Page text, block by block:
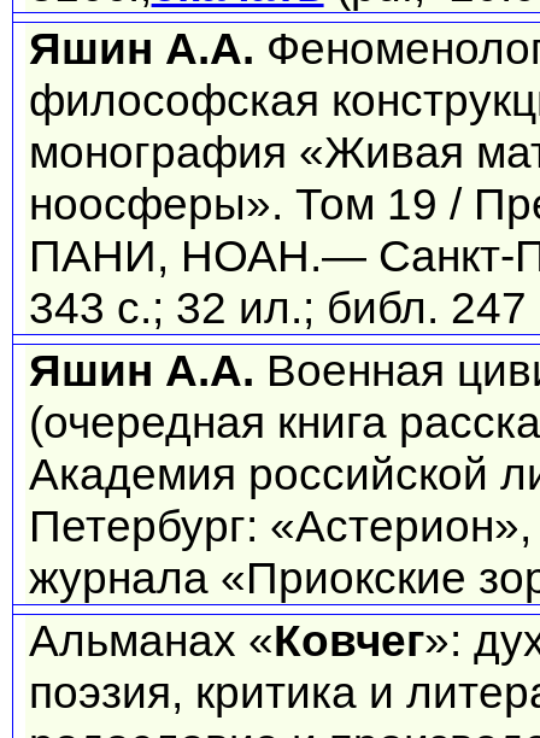
Яшин А.А.
философская
монография «Живая
ноосферы». Том 19 /
ПАНИ, НОАН.— Санкт-
343 с.; 32 ил.; библ.
Яшин А.А. Военная
(очередная книга
Академия российской
Петербург:
журнала «Приокские
Альманах «Ковчег»:
поэзия, критика и